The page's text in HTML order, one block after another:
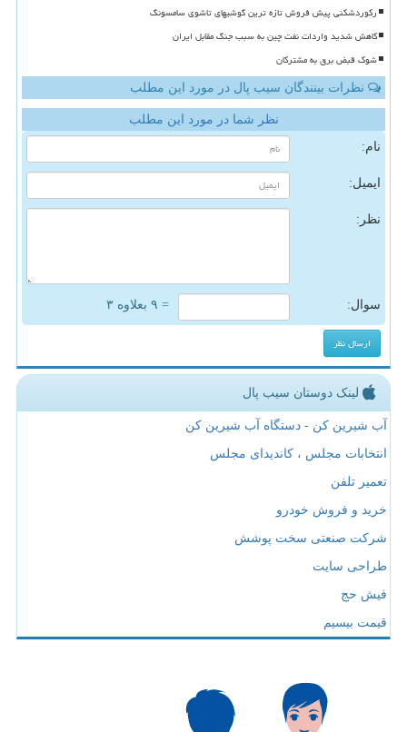
رکوردشکنی پیش فروش تازه ترین گوشیهای تاشوی سامسونگ
کاهش شدید واردات نفت چین به سبب جنگ مقابل ایران
شوک قبض برق به مشترکان
نظرات بینندگان سیب پال در مورد این مطلب
نظر شما در مورد این مطلب
نام:
ایمیل:
نظر:
سوال: = ۹ بعلاوه ۳
لینک دوستان سیب پال
آب شیرین کن - دستگاه آب شیرین کن
انتخابات مجلس ، کاندیدای مجلس
تعمیر تلفن
خرید و فروش خودرو
شرکت صنعتی سخت پوشش
طراحی سایت
فیش حج
قیمت بیسیم